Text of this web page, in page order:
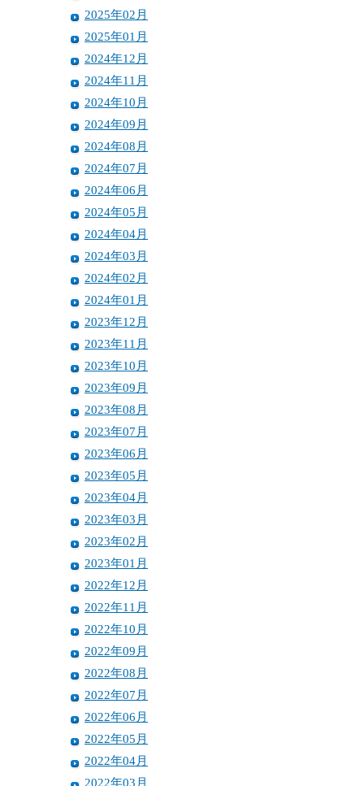
2025年02月
2025年01月
2024年12月
2024年11月
2024年10月
2024年09月
2024年08月
2024年07月
2024年06月
2024年05月
2024年04月
2024年03月
2024年02月
2024年01月
2023年12月
2023年11月
2023年10月
2023年09月
2023年08月
2023年07月
2023年06月
2023年05月
2023年04月
2023年03月
2023年02月
2023年01月
2022年12月
2022年11月
2022年10月
2022年09月
2022年08月
2022年07月
2022年06月
2022年05月
2022年04月
2022年03月